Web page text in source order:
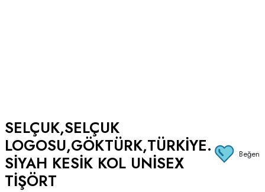
SELÇUK,SELÇUK
LOGOSU,GÖKTÜRK,TÜRKIYE.
SIYAH KESIK KOL UNISEX
TIŞÖRT
Beğen